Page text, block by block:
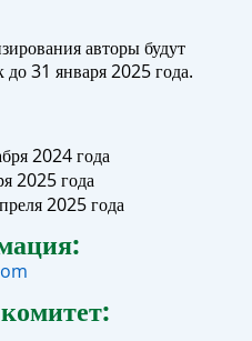
авторы будут
до31 января 2025 года.
2024 года
2025 года
2025 года
: